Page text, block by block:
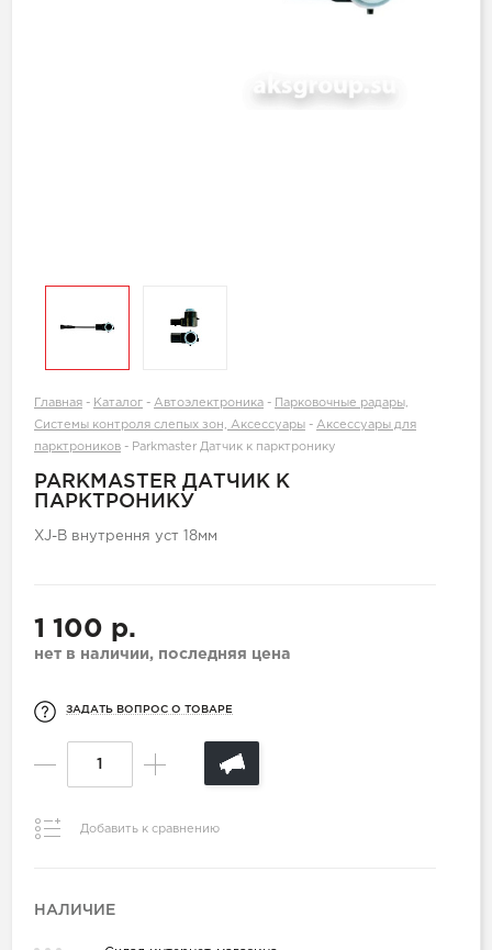
Главная - Каталог - Автоэлектроника -
Парковочные радары,
Системы контроля слепых зон, Аксессуары - Аксессуары для
парктроников - Parkmaster Датчик к парктронику
PARKMASTER ДАТЧИК К
ПАРКТРОНИКУ
XJ-B внутрення уст 18мм
1 100 р.
нет в наличии, последняя цена
ЗАДАТЬ ВОПРОС О ТОВАРЕ
Добавить к сравнению
НАЛИЧИЕ